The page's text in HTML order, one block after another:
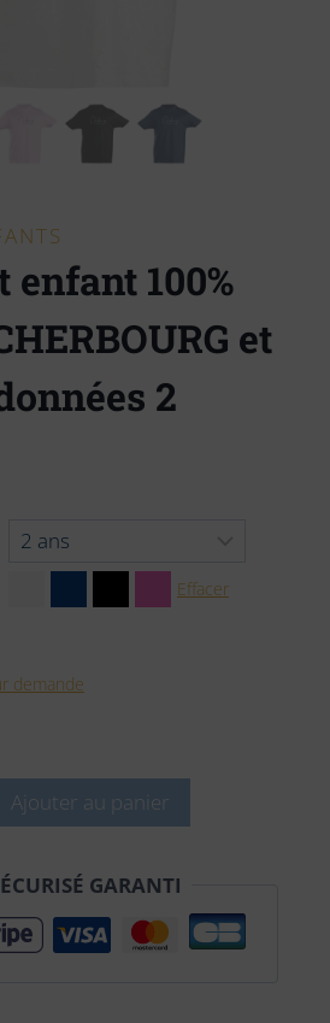
100%
et
2
Effacer
demande
Ajouter au panier
GARANTI